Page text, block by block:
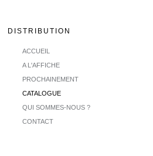
DISTRIBUTION
ACCUEIL
A L'AFFICHE
PROCHAINEMENT
CATALOGUE
QUI SOMMES-NOUS ?
CONTACT